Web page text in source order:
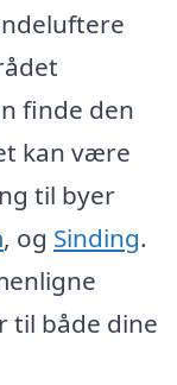
finde den
kan være
til byer
, og Sinding.
til både dine